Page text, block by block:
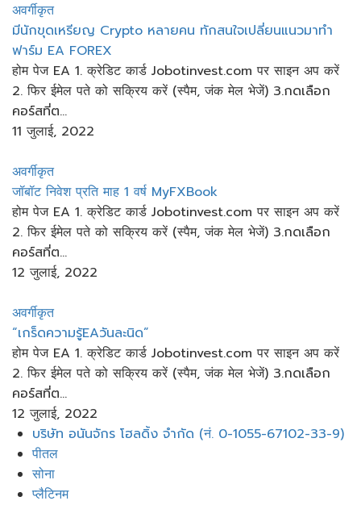
अवर्गीकृत
มีนักขุดเหรียญ​ Crypto​ หลายคน ทักสนใจเปลี่ยนแนวมาทำ
ฟาร์ม​ EA​ FOREX
होम पेज EA 1. क्रेडिट कार्ड Jobotinvest.com पर साइन अप करें
2. फिर ईमेल पते को सक्रिय करें (स्पैम, जंक मेल भेजें) 3.กดเลือก
คอร์สที่ต...
11 जुलाई, 2022
अवर्गीकृत
जॉबॉट निवेश प्रति माह 1 वर्ष MyFXBook
होम पेज EA 1. क्रेडिट कार्ड Jobotinvest.com पर साइन अप करें
2. फिर ईमेल पते को सक्रिय करें (स्पैम, जंक मेल भेजें) 3.กดเลือก
คอร์สที่ต...
12 जुलाई, 2022
अवर्गीकृत
“เกร็ด​ความรู้EAวันละ​นิด​”
होम पेज EA 1. क्रेडिट कार्ड Jobotinvest.com पर साइन अप करें
2. फिर ईमेल पते को सक्रिय करें (स्पैम, जंक मेल भेजें) 3.กดเลือก
คอร์สที่ต...
12 जुलाई, 2022
บริษัท อนันจักร โฮลดิ้ง จำกัด (नं. 0-1055-67102-33-9)
पीतल
सोना
प्लैटिनम